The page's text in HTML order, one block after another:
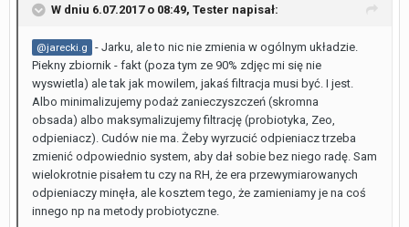
W dniu 6.07.2017 o 08:49, Tester napisał:
@jarecki.g
- Jarku, ale to nic nie zmienia w ogólnym układzie.
Piekny zbiornik - fakt (poza tym ze 90% zdjęc mi się nie
wyswietla) ale tak jak mowilem, jakaś filtracja musi być. I jest.
Albo minimalizujemy podaż zanieczyszczeń (skromna
obsada) albo maksymalizujemy filtrację (probiotyka, Zeo,
odpieniacz). Cudów nie ma. Żeby wyrzucić odpieniacz trzeba
zmienić odpowiednio system, aby dał sobie bez niego radę. Sam
wielokrotnie pisałem tu czy na RH, że era przewymiarowanych
odpieniaczy minęła, ale kosztem tego, że zamieniamy je na coś
innego np na metody probiotyczne.